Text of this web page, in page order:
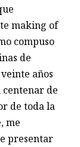
making of
compuso
de
años
centenar de
de toda la
me
presentar